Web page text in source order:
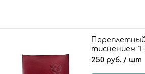
тиснением
II винный
250 руб. / шт